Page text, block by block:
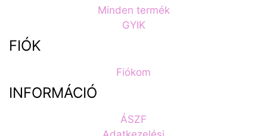
Minden termék
GYIK
FIÓK
Fiókom
INFORMÁCIÓ
ÁSZF